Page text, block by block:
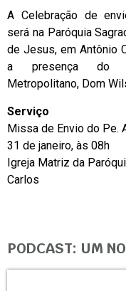
A Celebração de
será na Paróquia
de Jesus, em Antônio
a presença do
Metropolitano, Dom
Serviço
Missa de Envio do Pe.
31 de janeiro, às 08h
Igreja Matriz da
Carlos
PODCAST: UM